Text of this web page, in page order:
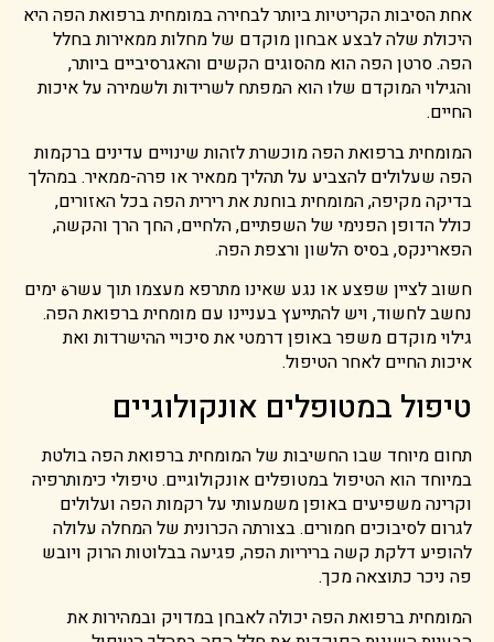
אחת הסיבות הקריטיות ביותר לבחירה במומחית ברפואת הפה היא
היכולת שלה לבצע אבחון מוקדם של מחלות ממאירות בחלל
הפה. סרטן הפה הוא מהסוגים הקשים והאגרסיביים ביותר,
והגילוי המוקדם שלו הוא המפתח לשרידות ולשמירה על איכות
החיים.
המומחית ברפואת הפה מוכשרת לזהות שינויים עדינים ברקמות
הפה שעלולים להצביע על תהליך ממאיר או פרה-ממאיר. במהלך
בדיקה מקיפה, המומחית בוחנת את רירית הפה בכל האזורים,
כולל הדופן הפנימי של השפתיים, הלחיים, החך הרך והקשה,
הפארינקס, בסיס הלשון ורצפת הפה.
חשוב לציין שפצע או נגע שאינו מתרפא מעצמו תוך עשרة ימים
נחשב לחשוד, ויש להתייעץ בעניינו עם מומחית ברפואת הפה.
גילוי מוקדם משפר באופן דרמטי את סיכויי ההישרדות ואת
איכות החיים לאחר הטיפול.
טיפול במטופלים אונקולוגיים
תחום מיוחד שבו החשיבות של המומחית ברפואת הפה בולטת
במיוחד הוא הטיפול במטופלים אונקולוגיים. טיפולי כימותרפיה
וקרינה משפיעים באופן משמעותי על רקמות הפה ועלולים
לגרום לסיבוכים חמורים. בצורתה הכרונית של המחלה עלולה
להופיע דלקת קשה בריריות הפה, פגיעה בבלוטות הרוק ויובש
פה ניכר כתוצאה מכך.
המומחית ברפואת הפה יכולה לאבחן במדויק ובמהירות את